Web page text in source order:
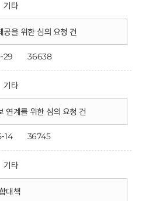
기타
을 위한 심의 요청 건
29 36638
기타
연계를 위한 심의 요청 건
14 36745
기타
대책